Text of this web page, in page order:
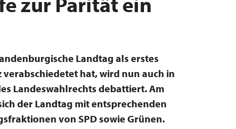
Landtag als erstes
hat, wird nun auch in
Landeswahlrechts debattiert. Am
der Landtag mit entsprechenden
von SPD sowie Grünen.